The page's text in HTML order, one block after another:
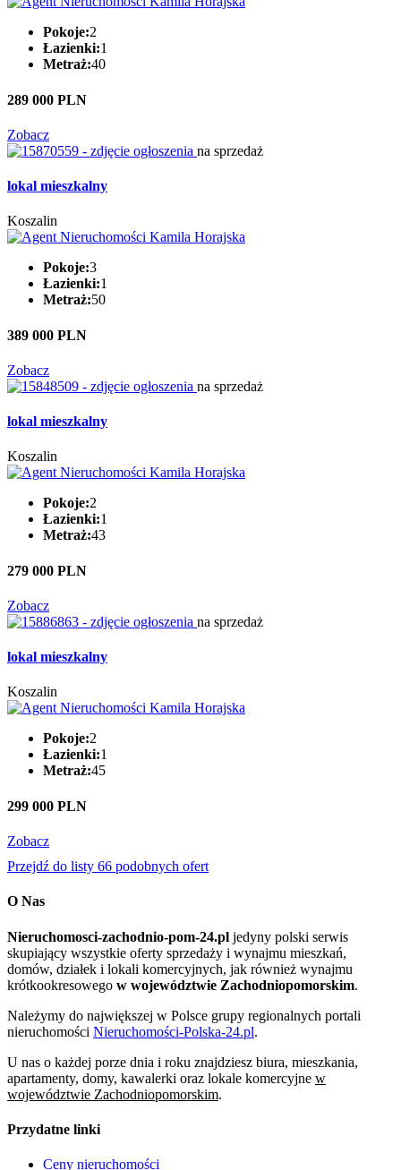
Pokoje:2
Łazienki:1
Metraż:40
289 000 PLN
Zobacz
na sprzedaż
lokal mieszkalny
Koszalin
Pokoje:3
Łazienki:1
Metraż:50
389 000 PLN
Zobacz
na sprzedaż
lokal mieszkalny
Koszalin
Pokoje:2
Łazienki:1
Metraż:43
279 000 PLN
Zobacz
na sprzedaż
lokal mieszkalny
Koszalin
Pokoje:2
Łazienki:1
Metraż:45
299 000 PLN
Zobacz
Przejdź do listy 66 podobnych ofert
O Nas
Nieruchomosci-zachodnio-pom-24.pl jedyny polski serwis
skupiający wszystkie oferty sprzedaży i wynajmu mieszkań,
domów, działek i lokali komercyjnych, jak również wynajmu
krótkookresowego w województwie Zachodniopomorskim.
Należymy do największej w Polsce grupy regionalnych portali
nieruchomości Nieruchomości-Polska-24.pl.
U nas o każdej porze dnia i roku znajdziesz biura, mieszkania,
apartamenty, domy, kawalerki oraz lokale komercyjne w
województwie Zachodniopomorskim.
Przydatne linki
Ceny nieruchomości